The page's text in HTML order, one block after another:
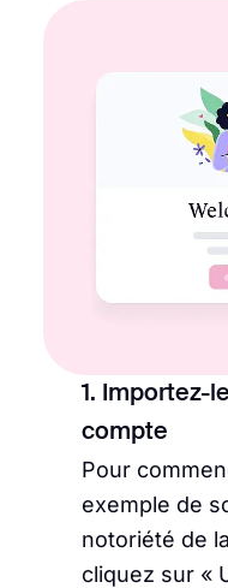
1. Importez-
compte
Pour
exemple de
notoriété de
cliquez sur «